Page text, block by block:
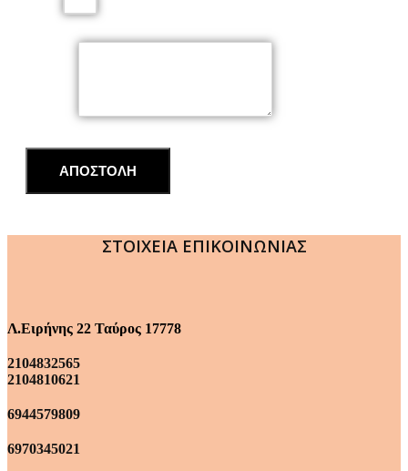
ΑΠΟΣΤΟΛΗ
ΣΤΟΙΧΕΙΑ ΕΠΙΚΟΙΝΩΝΙΑΣ
Λ.Ειρήνης 22 Ταύρος 17778
2104832565
2104810621
6944579809
6970345021